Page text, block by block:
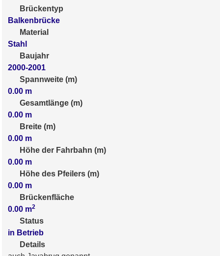
Brückentyp
Balkenbrücke
Material
Stahl
Baujahr
2000-2001
Spannweite (m)
0.00 m
Gesamtlänge (m)
0.00 m
Breite (m)
0.00 m
Höhe der Fahrbahn (m)
0.00 m
Höhe des Pfeilers (m)
0.00 m
Brückenfläche
0.00 m2
Status
in Betrieb
Details